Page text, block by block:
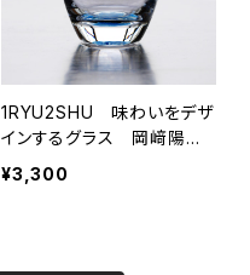
1RYU2SHU 味わいをデザ
インするグラス 岡﨑陽子×
月光工房
¥3,300